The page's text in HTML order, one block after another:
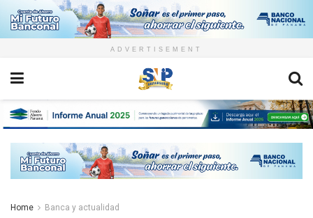
ADVERTISEMENT
Home Banca y actualidad